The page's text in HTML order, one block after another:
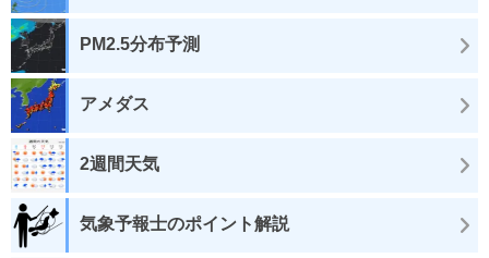
PM2.5分布予測
アメダス
2週間天気
気象予報士のポイント解説